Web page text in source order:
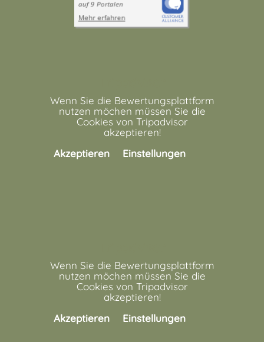
Wenn Sie die Bewertungsplattform
nutzen möchen müssen Sie die
Cookies von Tripadvisor
akzeptieren!
Akzeptieren
Einstellungen
Wenn Sie die Bewertungsplattform
nutzen möchen müssen Sie die
Cookies von Tripadvisor
akzeptieren!
Akzeptieren
Einstellungen